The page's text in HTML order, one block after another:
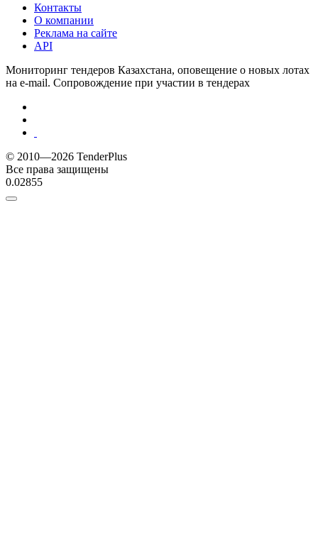
Контакты
О компании
Реклама на сайте
API
Мониторинг тендеров Казахстана, оповещение о новых лотах
на e-mail. Сопровождение при участии в тендерах
© 2010—2026 TenderPlus
Все права защищены
0.02855